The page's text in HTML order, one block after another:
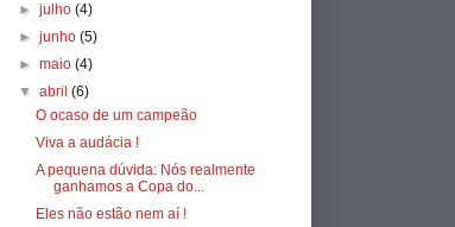
► julho (4)
► junho (5)
► maio (4)
▼ abril (6)
O ocaso de um campeão
Viva a audácia !
A pequena dúvida: Nós realmente
ganhamos a Copa do...
Eles não estão nem aí !